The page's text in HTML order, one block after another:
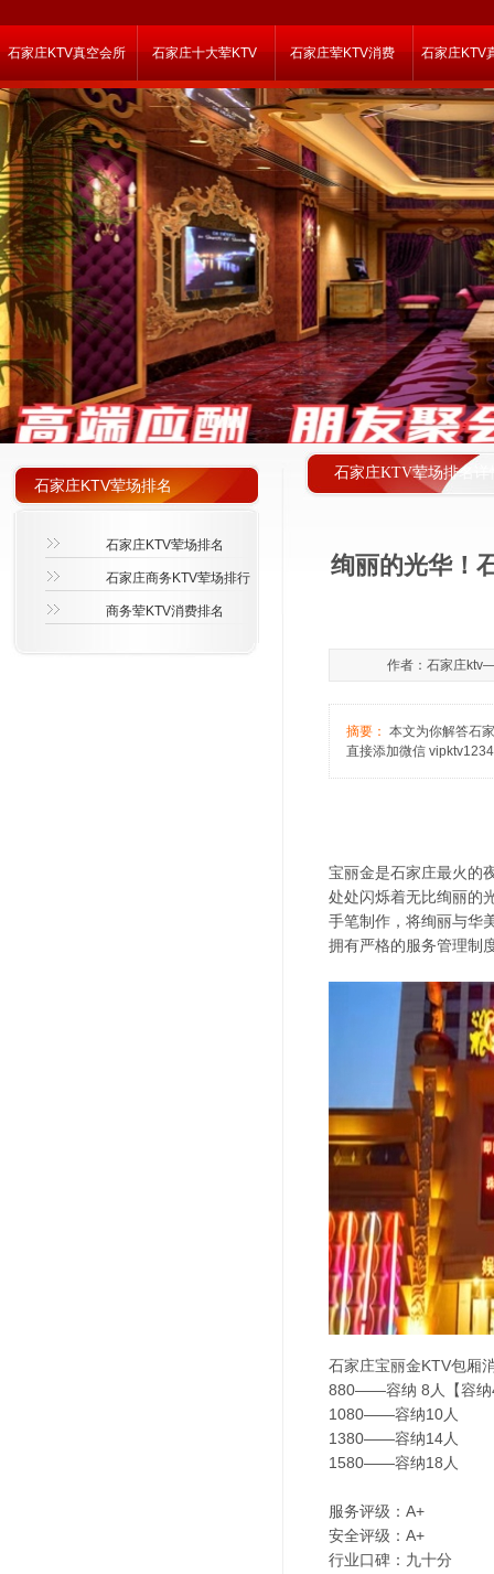
石家庄KTV真空会所 石家庄十大荤KTV 石家庄荤KTV消费 石家庄KTV
石家庄KTV荤场排名详
石家庄KTV荤场排名
石家庄KTV荤场排名
石家庄商务KTV荤场排行
商务荤KTV消费排名
绚丽的光华！
作者：石家庄
摘要： 本文为你解答石
直接添加微信
宝丽金是石家庄最火的
处处闪烁着无比绚丽的
手笔制作，将绚丽与华
拥有严格的服务管理制
石家庄宝丽金KTV包厢
880——容纳 8人【容纳
1080——容纳10人
1380——容纳14人
1580——容纳18人
服务评级：A+
安全评级：A+
行业口碑：九十分